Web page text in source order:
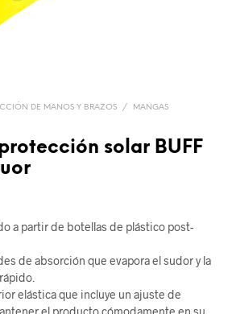
DE MANOS Y BRAZOS / MANGAS
solar BUFF
a partir de botellas de plástico post-
de absorción que evapora el sudor y la
elástica que incluye un ajuste de